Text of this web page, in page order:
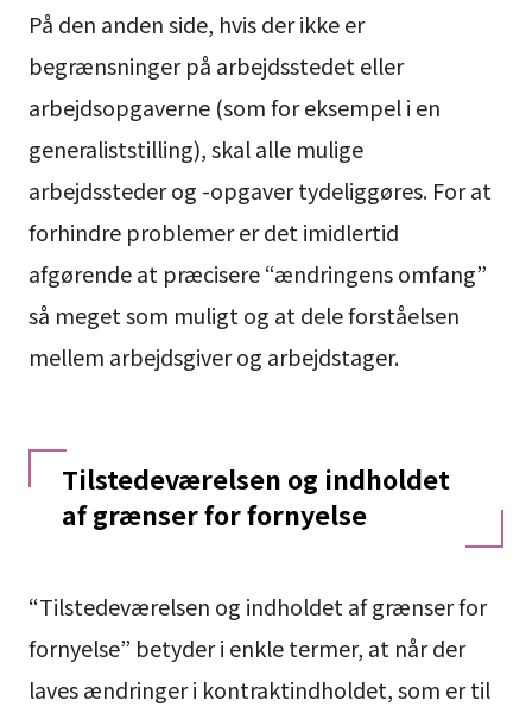
På den anden side, hvis der ikke er
begrænsninger på arbejdsstedet eller
arbejdsopgaverne (som for eksempel i en
generaliststilling), skal alle mulige
arbejdssteder og -opgaver tydeliggøres. For at
forhindre problemer er det imidlertid
afgørende at præcisere “ændringens omfang”
så meget som muligt og at dele forståelsen
mellem arbejdsgiver og arbejdstager.
Tilstedeværelsen og indholdet
af grænser for fornyelse
“Tilstedeværelsen og indholdet af grænser for
fornyelse” betyder i enkle termer, at når der
laves ændringer i kontraktindholdet, som er til